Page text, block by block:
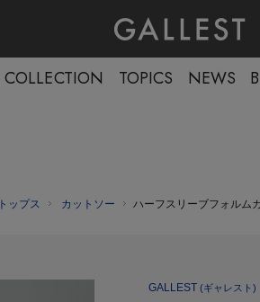
COLLECTION TOPICS NEWS
トップス カットソー ハーフスリーブフォルム
GALLEST (ギャレスト)